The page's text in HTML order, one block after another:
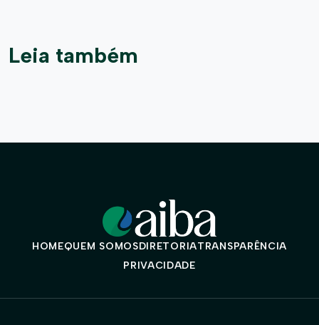
Leia também
HOMEQUEM SOMOSDIRETORIATRANSPARÊNCIA
PRIVACIDADE